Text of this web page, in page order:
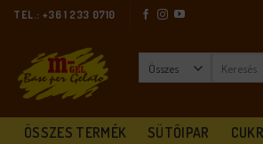
Skip
content
TEL.: +36 1 233 0710
ÖSSZES TERMÉK SÜTŐIPAR